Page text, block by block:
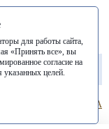
прессе) возможна
Балаковская
епархия
для работы сайта,
«Принять все», вы
согласие на
указанных целей.